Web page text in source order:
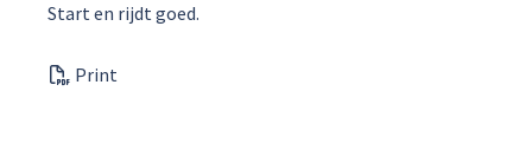
Start en rijdt goed.
Print